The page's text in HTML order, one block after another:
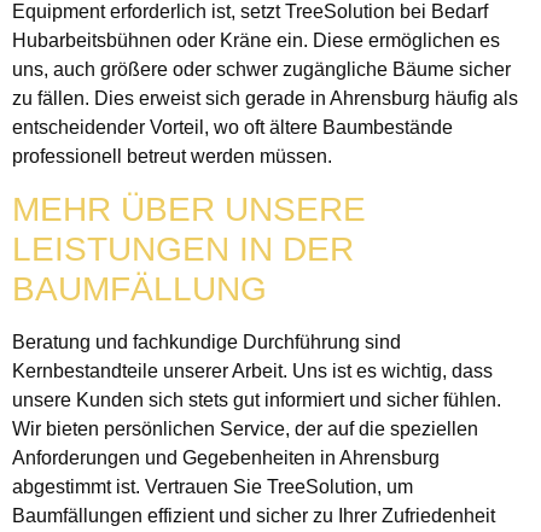
Equipment erforderlich ist, setzt TreeSolution bei Bedarf
Hubarbeitsbühnen oder Kräne ein. Diese ermöglichen es
uns, auch größere oder schwer zugängliche Bäume sicher
zu fällen. Dies erweist sich gerade in Ahrensburg häufig als
entscheidender Vorteil, wo oft ältere Baumbestände
professionell betreut werden müssen.
MEHR ÜBER UNSERE
LEISTUNGEN IN DER
BAUMFÄLLUNG
Beratung und fachkundige Durchführung sind
Kernbestandteile unserer Arbeit. Uns ist es wichtig, dass
unsere Kunden sich stets gut informiert und sicher fühlen.
Wir bieten persönlichen Service, der auf die speziellen
Anforderungen und Gegebenheiten in Ahrensburg
abgestimmt ist. Vertrauen Sie TreeSolution, um
Baumfällungen effizient und sicher zu Ihrer Zufriedenheit